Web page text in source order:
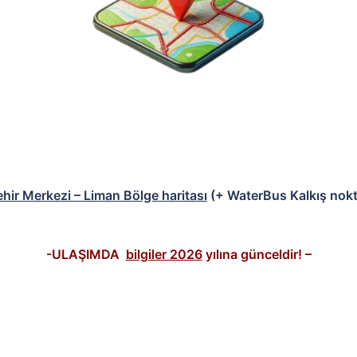
Merkezi – Liman Bölge haritası (+ WaterBus Kalkış
-ULAŞIMDA bilgiler 2026yılına günceldir! –